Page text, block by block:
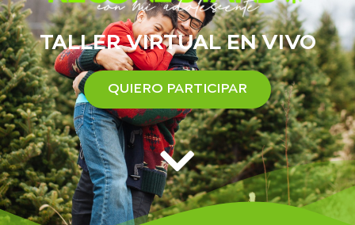
TALLER VIRTUAL EN VIVO
QUIERO PARTICIPAR